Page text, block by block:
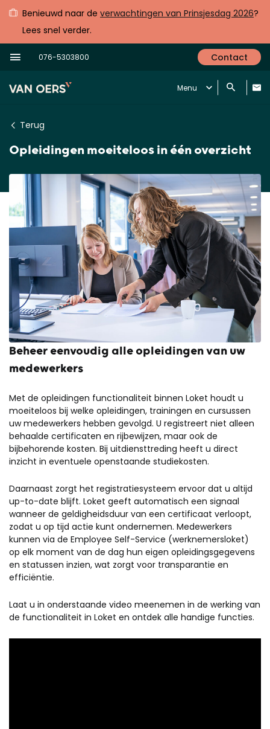
Benieuwd naar de verwachtingen van Prinsjesdag 2026?
Lees snel verder.
076-5303800 Contact
Menu
Terug
Opleidingen moeiteloos in één overzicht
Beheer eenvoudig alle opleidingen van uw
medewerkers
Met de opleidingen functionaliteit binnen Loket houdt u
moeiteloos bij welke opleidingen, trainingen en cursussen
uw medewerkers hebben gevolgd. U registreert niet alleen
behaalde certificaten en rijbewijzen, maar ook de
bijbehorende kosten. Bij uitdiensttreding heeft u direct
inzicht in eventuele openstaande studiekosten.
Daarnaast zorgt het registratiesysteem ervoor dat u altijd
up-to-date blijft. Loket geeft automatisch een signaal
wanneer de geldigheidsduur van een certificaat verloopt,
zodat u op tijd actie kunt ondernemen. Medewerkers
kunnen via de Employee Self-Service (werknemersloket)
op elk moment van de dag hun eigen opleidingsgegevens
en statussen inzien, wat zorgt voor transparantie en
efficiëntie.
Laat u in onderstaande video meenemen in de werking van
de functionaliteit in Loket en ontdek alle handige functies.